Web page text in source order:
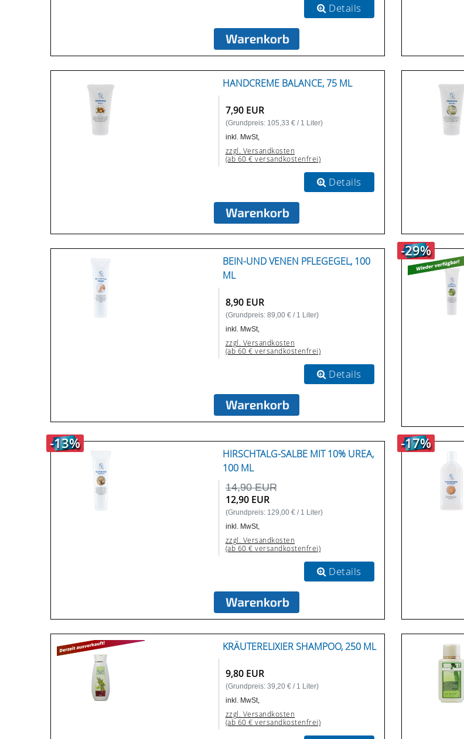
Details
HANDCREME BALANCE, 75 ML
7,90 EUR
(Grundpreis: 105,33 € / 1 Liter)
inkl. MwSt,
zzgl. Versandkosten
(ab 60 € versandkostenfrei)
Details
BEIN-UND VENEN PFLEGEGEL, 100
ML
8,90 EUR
(Grundpreis: 89,00 € / 1 Liter)
inkl. MwSt,
zzgl. Versandkosten
(ab 60 € versandkostenfrei)
Details
-29%
-13%
HIRSCHTALG-SALBE MIT 10% UREA,
100 ML
14,90 EUR
12,90 EUR
(Grundpreis: 129,00 € / 1 Liter)
inkl. MwSt,
zzgl. Versandkosten
(ab 60 € versandkostenfrei)
Details
-17%
KRÄUTERELIXIER SHAMPOO, 250 ML
9,80 EUR
(Grundpreis: 39,20 € / 1 Liter)
inkl. MwSt,
zzgl. Versandkosten
(ab 60 € versandkostenfrei)